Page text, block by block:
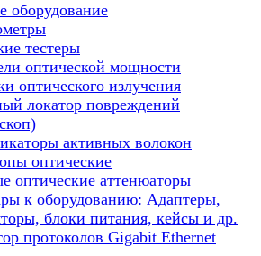
оборудование
тестеры
оптической мощности
оптического излучения
локатор повреждений
активных волокон
оптические
оптические аттенюаторы
к оборудованию: Адаптеры,
блоки питания, кейсы и др.
протоколов Gigabit Ethernet